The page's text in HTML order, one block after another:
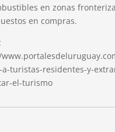
en zonas
en compras.
a-turistas-residentes-y-
el-turismo